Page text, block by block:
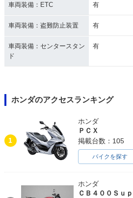
車両装備：ETC 有
車両装備：盗難防止装置 有
車両装備：センタースタン
ド
有
ホンダのアクセスランキング
1
ホンダ
ＰＣＸ
掲載台数：105
バイクを探す
ホンダ